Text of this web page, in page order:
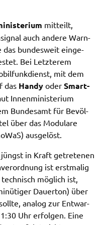
mitteilt,
auch ande­re Warn­
das bundes­weit einge­
Bei Letz­te­rem
mit dem
das Handy oder Smart­
Innen­mi­nis­te­ri­um
Bundes­amt für Bevöl­
über das Modu­la­re
ausge­löst.
in Kraft getre­te­nen
ist erst­ma­lig
möglich ist,
Dauer­ton) über
analog zur Entwar­
Uhr erfol­gen. Eine